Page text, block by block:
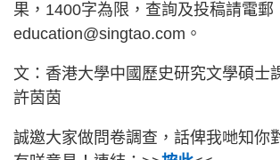
果，1400字為限，查詢及投稿請電郵
education@singtao.com。
文：香港大學中國歷史研究文學碩士
許茵茵
誠邀大家做問卷調查，話俾我哋知你